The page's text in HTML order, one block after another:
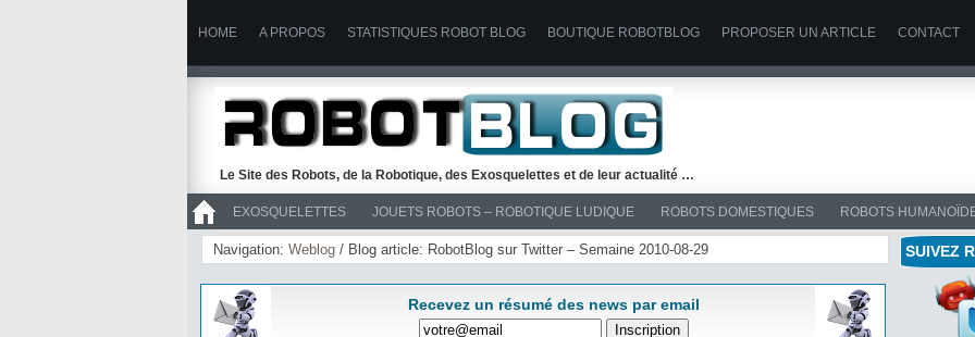
HOME A PROPOS STATISTIQUES ROBOT BLOG BOUTIQUE ROBOTBLOG PROPOSER UN ARTICLE CONTACT
Le Site des Robots, de la Robotique, des Exosquelettes et de leur actualité …
EXOSQUELETTES JOUETS ROBOTS – ROBOTIQUE LUDIQUE ROBOTS DOMESTIQUES ROBOTS
>> ROBOTS
Navigation: Weblog / Blog article: RobotBlog sur Twitter – Semaine 2010-08-29
Recevez un résumé des news par email
SUIVEZ